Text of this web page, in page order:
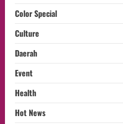
Color Special
Culture
Daerah
Event
Health
Hot News